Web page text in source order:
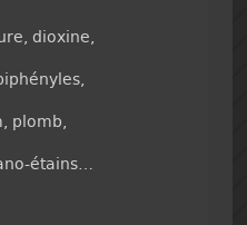
dioxine,
plomb,
étains…